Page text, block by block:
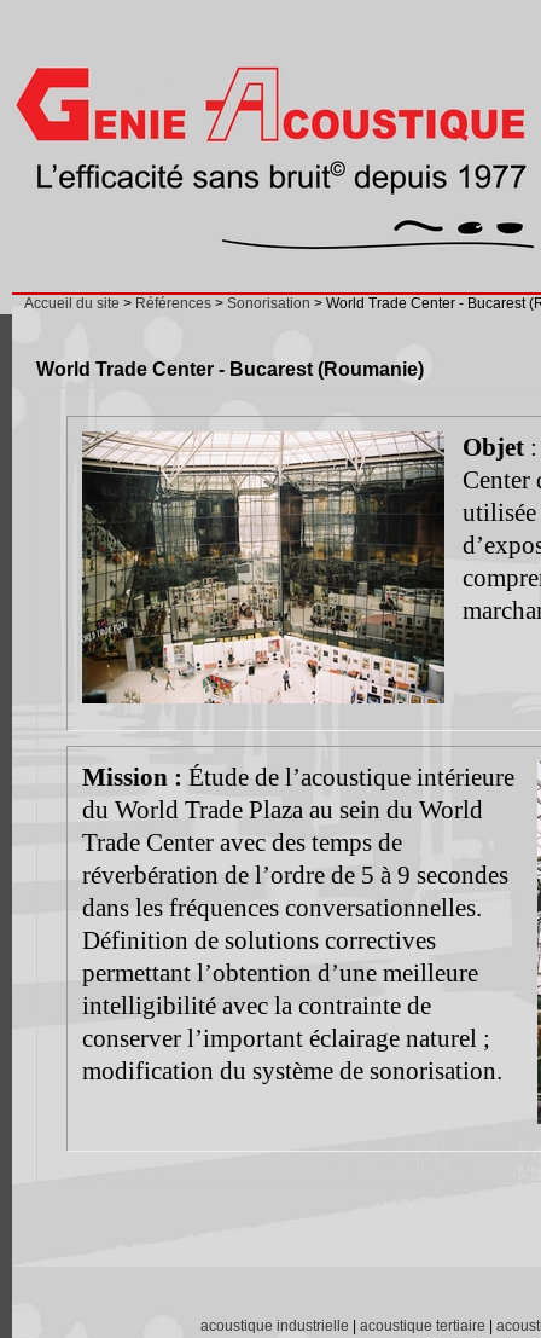
Accueil du site > Références > Sonorisation > World Trade Center - Bucarest
World Trade Center - Bucarest (Roumanie)
Objet:
Center
utilisée
Mission : Étude de l’acoustique intérieure
du World Trade Plaza au sein du World
Trade Center avec des temps de
réverbération de l’ordre de 5 à 9 secondes
dans les fréquences conversationnelles.
Définition de solutions correctives
permettant l’obtention d’une meilleure
intelligibilité avec la contrainte de
conserver l’important éclairage naturel ;
modification du système de sonorisation.
acoustique industrielle acoustique tertiaire